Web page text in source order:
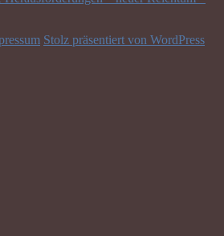
Stolz präsentiert von WordPress